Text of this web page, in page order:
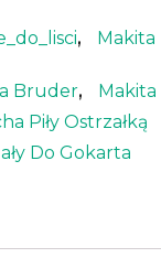
, Makita
Bruder,
Makita
Piły Ostrzałką
Do Gokarta